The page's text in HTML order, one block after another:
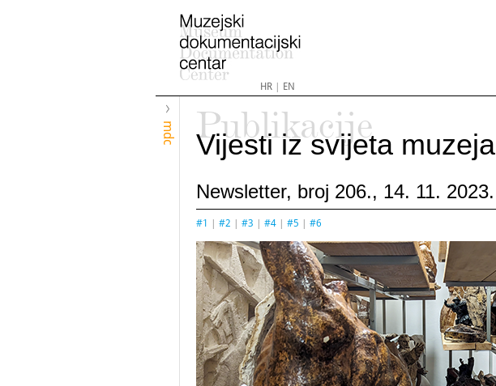
HR| EN
mdc
Publikacije
Vijesti iz svijeta muzeja
Newsletter, broj 206., 14. 11. 2023.
#1 #2 #3 #4 #5 #6